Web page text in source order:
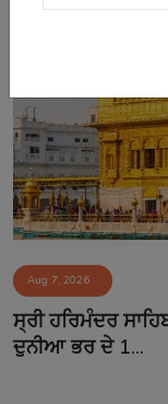
Aug 7, 2026
ਸ੍ਰੀ ਹਰਿਮੰਦਰ
ਦੁਨੀਆ ਭਰ ਦੇ 1...